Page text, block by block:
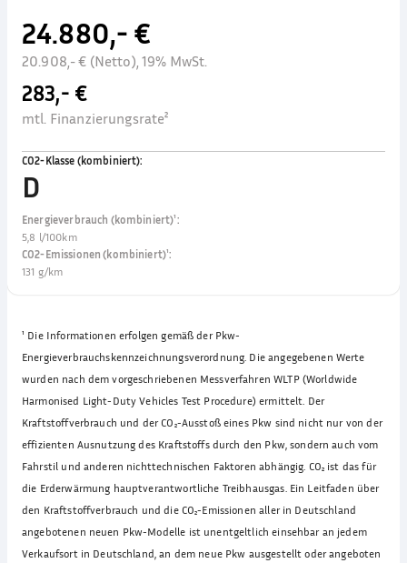
24.880,- €
20.908,- € (Netto), 19% MwSt.
283,- €
mtl. Finanzierungsrate²
CO2-Klasse (kombiniert):
D
Energieverbrauch (kombiniert)¹:
5,8 l/100km
CO2-Emissionen (kombiniert)¹:
131 g/km
¹ Die Informationen erfolgen gemäß der Pkw-
Energieverbrauchskennzeichnungsverordnung. Die angegebenen Werte
wurden nach dem vorgeschriebenen Messverfahren WLTP (Worldwide
Harmonised Light-Duty Vehicles Test Procedure) ermittelt. Der
Kraftstoffverbrauch und der CO₂-Ausstoß eines Pkw sind nicht nur von der
effizienten Ausnutzung des Kraftstoffs durch den Pkw, sondern auch vom
Fahrstil und anderen nichttechnischen Faktoren abhängig. CO₂ ist das für
die Erderwärmung hauptverantwortliche Treibhausgas. Ein Leitfaden über
den Kraftstoffverbrauch und die CO₂-Emissionen aller in Deutschland
angebotenen neuen Pkw-Modelle ist unentgeltlich einsehbar an jedem
Verkaufsort in Deutschland, an dem neue Pkw ausgestellt oder angeboten